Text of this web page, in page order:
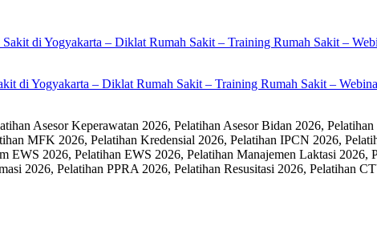
di Yogyakarta – Diklat Rumah Sakit – Training Rumah Sakit –
Asesor Keperawatan 2026, Pelatihan Asesor Bidan 2026,
MFK 2026, Pelatihan Kredensial 2026, Pelatihan IPCN 2026,
2026, Pelatihan EWS 2026, Pelatihan Manajemen Laktasi
2026, Pelatihan PPRA 2026, Pelatihan Resusitasi 2026, Pelatihan